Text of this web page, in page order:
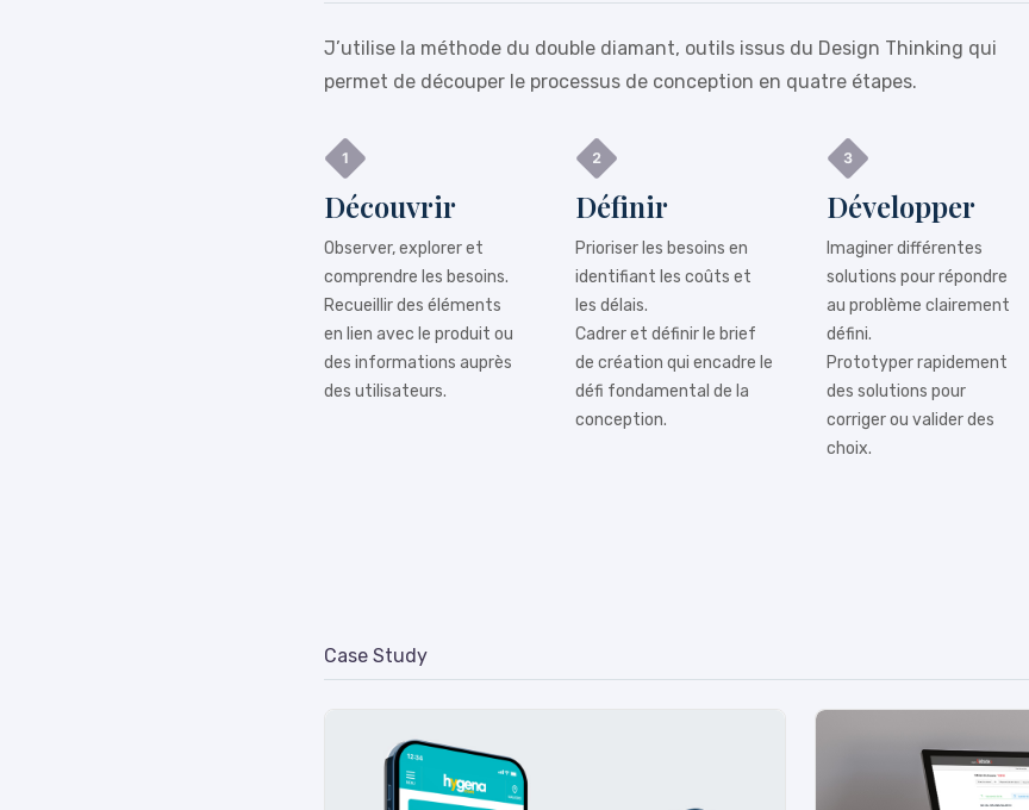
J’utilise la méthode du double diamant, outils issus du Design Thinking qui
permet de découper le processus de conception en quatre étapes.
Découvrir
Observer, explorer et
comprendre les besoins.
Recueillir des éléments
en lien avec le produit ou
des informations auprès
des utilisateurs.
Définir
Prioriser les besoins en
identifiant les coûts et
les délais.
Cadrer et définir le brief
de création qui encadre le
défi fondamental de la
conception.
Développer
Imaginer différentes
solutions pour répondre
au problème clairement
défini.
Prototyper rapidement
des solutions pour
corriger ou valider des
choix.
Case Study